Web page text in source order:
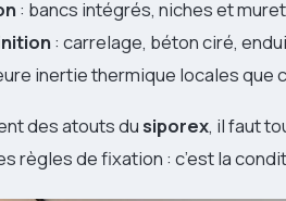
: bancs intégrés, niches et
: carrelage, béton ciré,
inertie thermique locales que
des atouts dusiporex, il faut
règles de fixation : c’est la